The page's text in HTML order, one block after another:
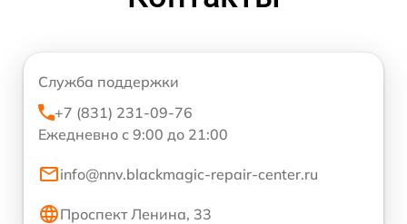
Служба поддержки
+7 (831) 231-09-76
Ежедневно с 9:00 до 21:00
info@nnv.blackmagic-repair-center.ru
Проспект Ленина, 33